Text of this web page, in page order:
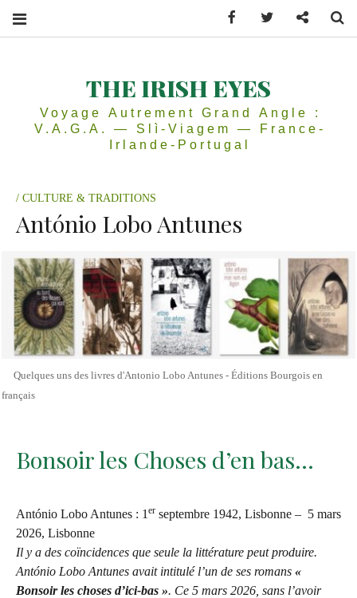
THE IRISH EYES
Voyage Autrement Grand Angle :
V.A.G.A. — Slì-Viagem — France-
Irlande-Portugal
CULTURE & TRADITIONS
António Lobo Antunes
Quelques uns des livres d'Antonio Lobo Antunes - Éditions Bourgois en
français
Bonsoir les Choses d’en bas…
António Lobo Antunes : 1 er septembre 1942, Lisbonne – 5 mars
2026, Lisbonne
Il y a des coïncidences que seule la littérature peut produire.
António Lobo Antunes avait intitulé l’un de ses romans «
Bonsoir les choses d’ici-bas » . Ce 5 mars 2026, sans l’avoir
Facebook Twitter